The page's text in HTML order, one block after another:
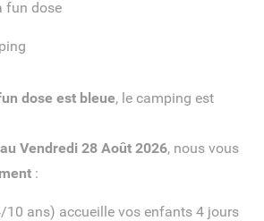
fun dose
dose est bleue, le camping est
Vendredi 28 Août 2026, nous vous
:
10 ans) accueille vos enfants 4 jours